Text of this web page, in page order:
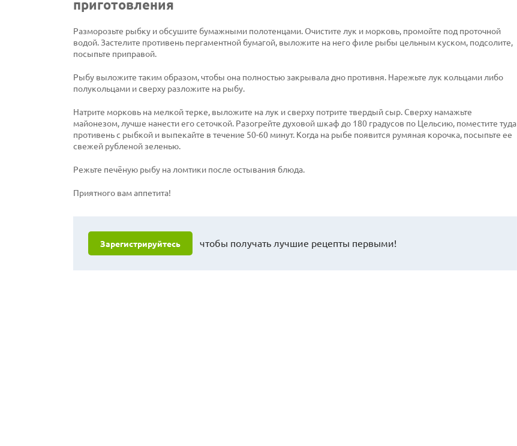
приготовления
Разморозьте рыбку и обсушите бумажными полотенцами. Очистите лук и морковь, промойте под проточной
водой. Застелите противень пергаментной бумагой, выложите на него филе рыбы цельным куском, подсолите,
посыпьте приправой.
Рыбу выложите таким образом, чтобы она полностью закрывала дно противня. Нарежьте лук кольцами либо
полукольцами и сверху разложите на рыбу.
Натрите морковь на мелкой терке, выложите на лук и сверху потрите твердый сыр. Сверху намажьте
майонезом, лучше нанести его сеточкой. Разогрейте духовой шкаф до 180 градусов по Цельсию, поместите туда
противень с рыбкой и выпекайте в течение 50-60 минут. Когда на рыбе появится румяная корочка, посыпьте ее
свежей рубленой зеленью.
Режьте печёную рыбу на ломтики после остывания блюда.
Приятного вам аппетита!
Зарегистрируйтесь чтобы получать лучшие рецепты первыми!